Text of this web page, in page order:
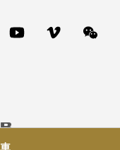
YouTube Vimeo